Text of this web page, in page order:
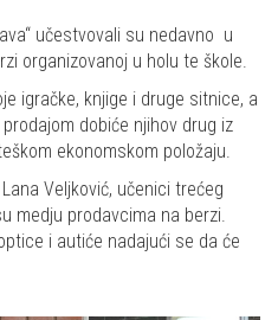
učestvovali su nedavno u
organizovanoj u holu te škole.
igračke, knjige i druge sitnice, a
dobiće njihov drug iz
ekonomskom položaju.
Veljković, učenici trećeg
medju prodavcima na berzi.
i autiće nadajući se da će